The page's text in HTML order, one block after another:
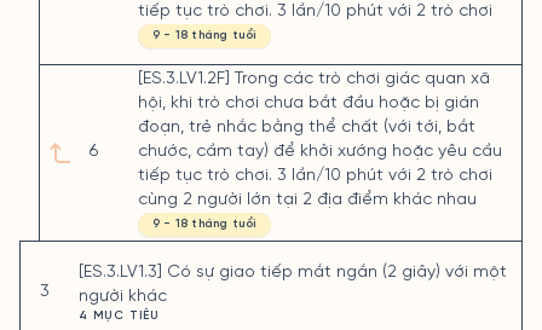
6
tiếp tục trò chơi. 3 lần/10 phút với 2 trò chơi
9 - 18 tháng tuổi
[ES.3.LV1.2F] Trong các trò chơi giác quan xã
hội, khi trò chơi chưa bắt đầu hoặc bị gián
đoạn, trẻ nhắc bằng thể chất (với tới, bắt
chước, cầm tay) để khởi xướng hoặc yêu cầu
tiếp tục trò chơi. 3 lần/10 phút với 2 trò chơi
cùng 2 người lớn tại 2 địa điểm khác nhau
9 - 18 tháng tuổi
3
[ES.3.LV1.3] Có sự giao tiếp mắt ngắn (2 giây) với một
người khác
4 MỤC TIÊU